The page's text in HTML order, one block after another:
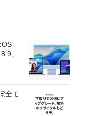
」
全モ